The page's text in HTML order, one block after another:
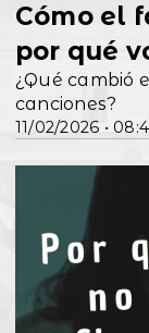
11/02/2026 •
Cómo el
por qué
¿Qué cambió
canciones?